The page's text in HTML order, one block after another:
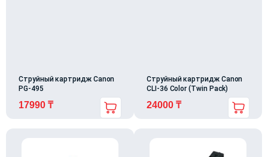
Струйный картридж Canon
PG-495
17990 ₸
Струйный картридж Canon
CLI-36 Color (Twin Pack)
24000 ₸